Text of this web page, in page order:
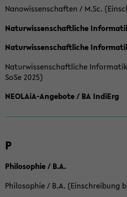
Nanowissenschaften / M.Sc.
Naturwissenschaftliche
Naturwissenschaftliche
Naturwissenschaftliche
SoSe 2025)
NEOLAiA-Angebote / BA IndiErg
P
Philosophie / B.A.
Philosophie / B.A. (Einschreibung